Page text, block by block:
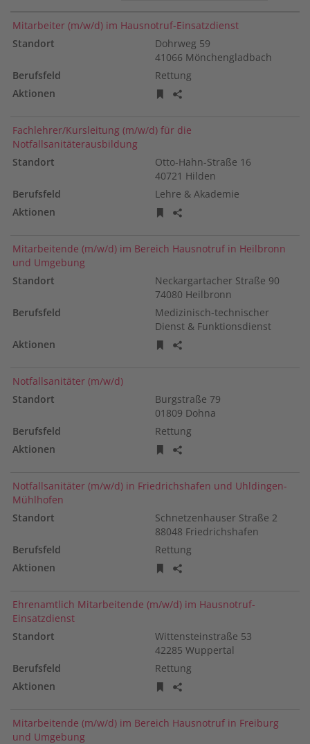
Stellentitel
Standort
Berufsfeld
Mitarbeiter (m/w/d) im Hausnotruf-Einsatzdienst
Dohrweg 59
41066 Mönchengladbach
Rettung
Stellenanzeige merken
Fachlehrer/Kursleitung (m/w/d) für die
Notfallsanitäterausbildung
Otto-Hahn-Straße 16
40721 Hilden
Lehre & Akademie
Stellenanzeige merken
Mitarbeitende (m/w/d) im Bereich Hausnotruf in Heilbronn
und Umgebung
Neckargartacher Straße 90
74080 Heilbronn
Medizinisch-technischer
Dienst & Funktionsdienst
Stellenanzeige merken
Notfallsanitäter (m/w/d)
Burgstraße 79
01809 Dohna
Rettung
Stellenanzeige merken
Notfallsanitäter (m/w/d) in Friedrichshafen und Uhldingen-
Mühlhofen
Schnetzenhauser Straße 2
88048 Friedrichshafen
Rettung
Stellenanzeige merken
Ehrenamtlich Mitarbeitende (m/w/d) im Hausnotruf-
Einsatzdienst
Wittensteinstraße 53
42285 Wuppertal
Rettung
Stellenanzeige merken
Mitarbeitende (m/w/d) im Bereich Hausnotruf in Freiburg
und Umgebung